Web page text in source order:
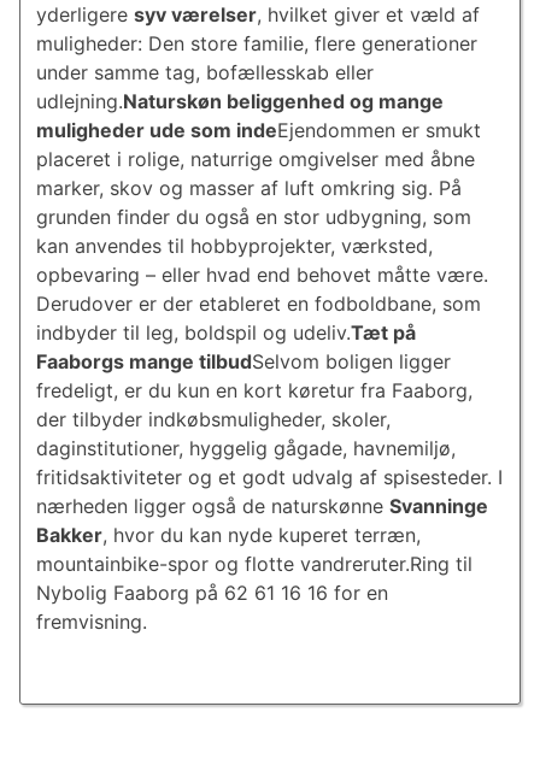
yderligere syv værelser, hvilket giver et væld af
muligheder: Den store familie, flere generationer
under samme tag, bofællesskab eller
udlejning.Naturskøn beliggenhed og mange
muligheder ude som indeEjendommen er smukt
placeret i rolige, naturrige omgivelser med åbne
marker, skov og masser af luft omkring sig. På
grunden finder du også en stor udbygning, som
kan anvendes til hobbyprojekter, værksted,
opbevaring – eller hvad end behovet måtte være.
Derudover er der etableret en fodboldbane, som
indbyder til leg, boldspil og udeliv.Tæt på
Faaborgs mange tilbudSelvom boligen ligger
fredeligt, er du kun en kort køretur fra Faaborg,
der tilbyder indkøbsmuligheder, skoler,
daginstitutioner, hyggelig gågade, havnemiljø,
fritidsaktiviteter og et godt udvalg af spisesteder. I
nærheden ligger også de naturskønne Svanninge
Bakker, hvor du kan nyde kuperet terræn,
mountainbike-spor og flotte vandreruter.Ring til
Nybolig Faaborg på 62 61 16 16 for en
fremvisning.